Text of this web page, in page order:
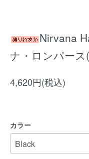
Nirvana
ナ・ロンパー
4,620円(税込)
カラー